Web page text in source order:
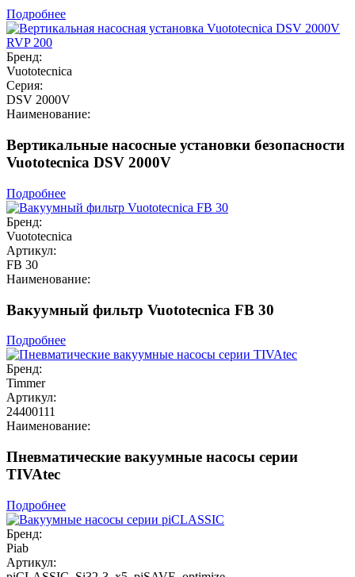
Подробнее
Бренд:
Vuototecnica
Серия:
DSV 2000V
Наименование:
Вертикальные насосные установки безопасности
Vuototecnica DSV 2000V
Подробнее
Бренд:
Vuototecnica
Артикул:
FB 30
Наименование:
Вакуумный фильтр Vuototecnica FB 30
Подробнее
Бренд:
Timmer
Артикул:
24400111
Наименование:
Пневматические вакуумные насосы серии
TIVAtec
Подробнее
Бренд:
Piab
Артикул: